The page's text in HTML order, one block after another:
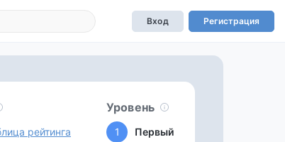
Вход Регистрация
рейтинга
Уровень
1 Первый